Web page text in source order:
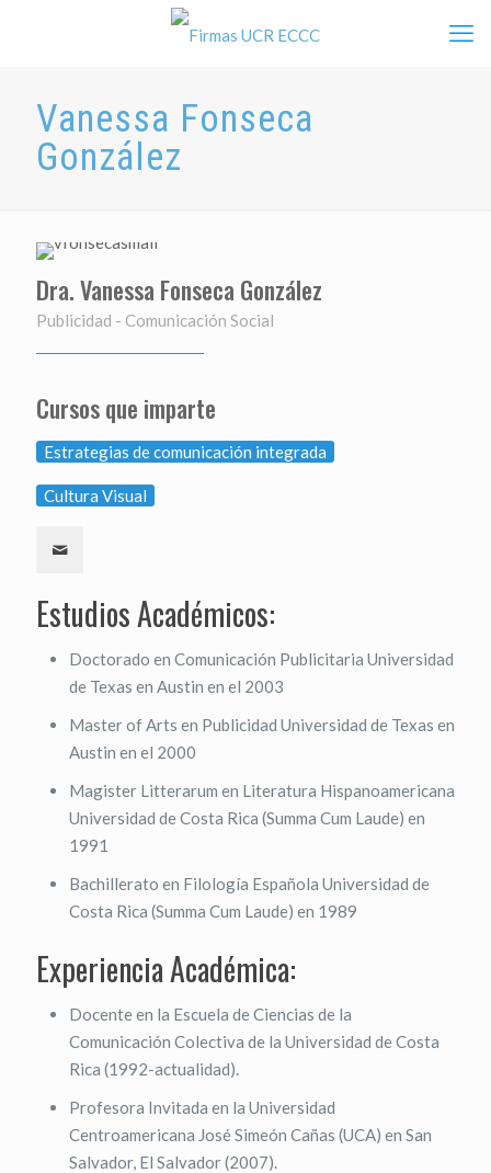
Vanessa Fonseca
González
Dra. Vanessa Fonseca González
Publicidad - Comunicación Social
Cursos que imparte
Estrategias de comunicación integrada
Cultura Visual
Estudios Académicos:
Doctorado en Comunicación Publicitaria Universidad
de Texas en Austin en el 2003
Master of Arts en Publicidad Universidad de Texas en
Austin en el 2000
Magister Litterarum en Literatura Hispanoamericana
Universidad de Costa Rica (Summa Cum Laude) en
1991
Bachillerato en Filología Española Universidad de
Costa Rica (Summa Cum Laude) en 1989
Experiencia Académica:
Docente en la Escuela de Ciencias de la
Comunicación Colectiva de la Universidad de Costa
Rica (1992-actualidad).
Profesora Invitada en la Universidad
Centroamericana José Simeón Cañas (UCA) en San
Salvador, El Salvador (2007).